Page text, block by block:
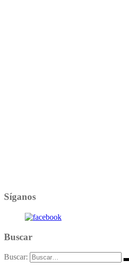
Síganos
Buscar
Buscar: